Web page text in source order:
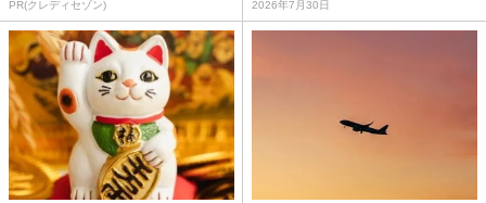
PR(クレディセゾン) 2026年7月30日